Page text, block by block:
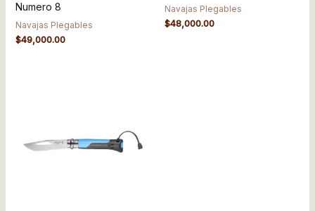
Numero 8
Navajas Plegables
$49,000.00
Navajas Plegables
$48,000.00